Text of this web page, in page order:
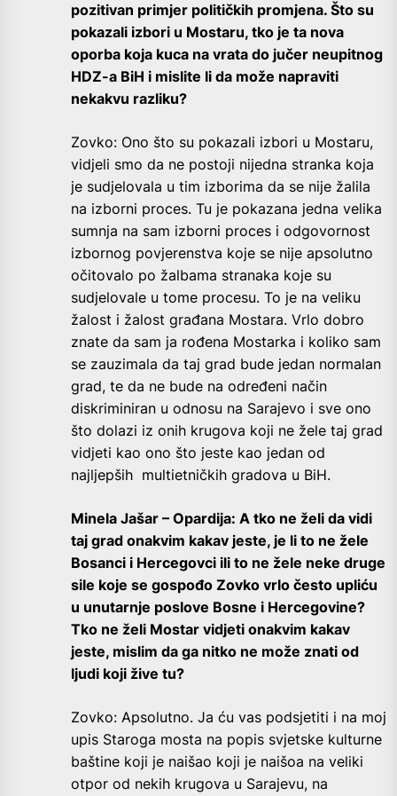
pozitivan primjer političkih promjena. Što su
pokazali izbori u Mostaru, tko je ta nova
oporba koja kuca na vrata do jučer neupitnog
HDZ-a BiH i mislite li da može napraviti
nekakvu razliku?
Zovko: Ono što su pokazali izbori u Mostaru,
vidjeli smo da ne postoji nijedna stranka koja
je sudjelovala u tim izborima da se nije žalila
na izborni proces. Tu je pokazana jedna velika
sumnja na sam izborni proces i odgovornost
izbornog povjerenstva koje se nije apsolutno
očitovalo po žalbama stranaka koje su
sudjelovale u tome procesu. To je na veliku
žalost i žalost građana Mostara. Vrlo dobro
znate da sam ja rođena Mostarka i koliko sam
se zauzimala da taj grad bude jedan normalan
grad, te da ne bude na određeni način
diskriminiran u odnosu na Sarajevo i sve ono
što dolazi iz onih krugova koji ne žele taj grad
vidjeti kao ono što jeste kao jedan od
najljepših multietničkih gradova u BiH.
Minela Jašar – Opardija: A tko ne želi da vidi
taj grad onakvim kakav jeste, je li to ne žele
Bosanci i Hercegovci ili to ne žele neke druge
sile koje se gospođo Zovko vrlo često upliću
u unutarnje poslove Bosne i Hercegovine?
Tko ne želi Mostar vidjeti onakvim kakav
jeste, mislim da ga nitko ne može znati od
ljudi koji žive tu?
Zovko: Apsolutno. Ja ću vas podsjetiti i na moj
upis Staroga mosta na popis svjetske kulturne
baštine koji je naišao koji je naišoa na veliki
otpor od nekih krugova u Sarajevu, na